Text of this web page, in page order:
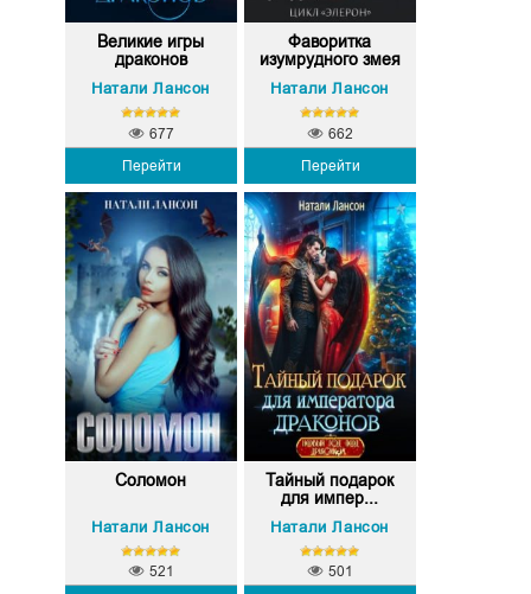
Великие игры
драконов
Натали Лансон
Перейти
677
Фаворитка
изумрудного змея
Натали Лансон
Перейти
662
Соломон
Натали Лансон
521
Тайный подарок
для импер...
Натали Лансон
501